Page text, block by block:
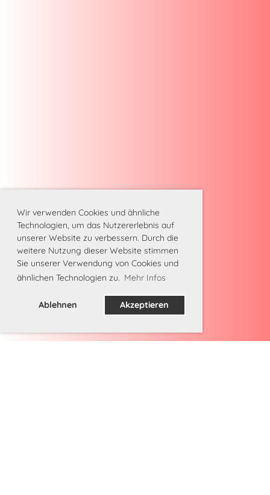
Wir verwenden Cookies und ähnliche
Technologien, um das Nutzererlebnis auf
unserer Website zu verbessern. Durch die
weitere Nutzung dieser Website stimmen
Sie unserer Verwendung von Cookies und
ähnlichen Technologien zu. Mehr Infos
Ablehnen Akzeptieren